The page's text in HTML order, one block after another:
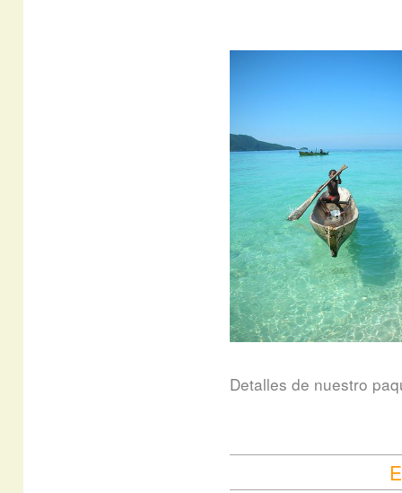
Detalles de nuestro